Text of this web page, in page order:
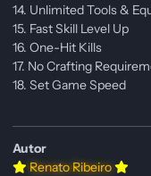
14. Unlimited Tools &
15. Fast Skill Level Up
16. One-Hit Kills
17. No Crafting
18. Set Game Speed
Autor
Renato Ribeiro